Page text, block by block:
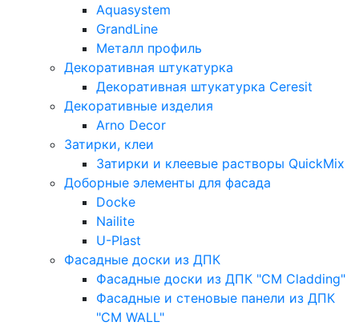
Aquasystem
GrandLine
Металл профиль
Декоративная штукатурка
Декоративная штукатурка Ceresit
Декоративные изделия
Arno Decor
Затирки, клеи
Затирки и клеевые растворы QuickMix
Доборные элементы для фасада
Docke
Nailite
U-Plast
Фасадные доски из ДПК
Фасадные доски из ДПК "CM Cladding"
Фасадные и стеновые панели из ДПК
"CM WALL"